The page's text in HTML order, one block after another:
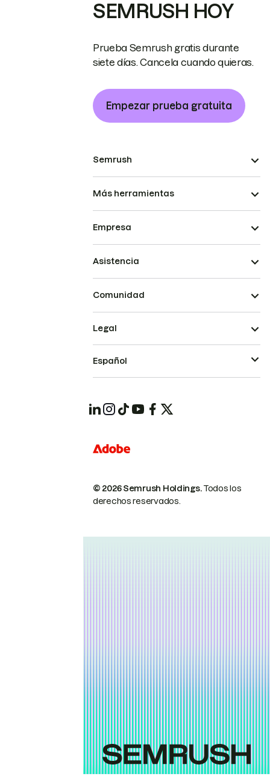
SEMRUSH HOY
Prueba Semrush gratis durante
siete días. Cancela cuando quieras.
Empezar prueba gratuita
Semrush
Más herramientas
Empresa
Asistencia
Comunidad
© 2026 Semrush Holdings.Todos los
derechos reservados.
Legal
Español